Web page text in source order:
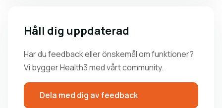
Håll dig uppdaterad
Har du feedback eller önskemål om funktioner?
Vi bygger Health3 med vårt community.
Dela med dig av feedback